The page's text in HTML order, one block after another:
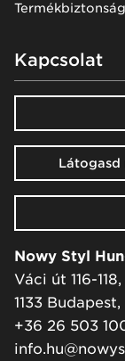
Termékbiztonság
Kapcsolat
Nowy Styl
Váci út 116-
1133
+36 26 503